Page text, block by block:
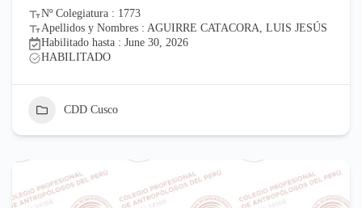
Nº Colegiatura : 1773
Apellidos y Nombres : AGUIRRE CATACORA, LUIS JESÚS
Habilitado hasta : June 30, 2026
HABILITADO
CDD Cusco